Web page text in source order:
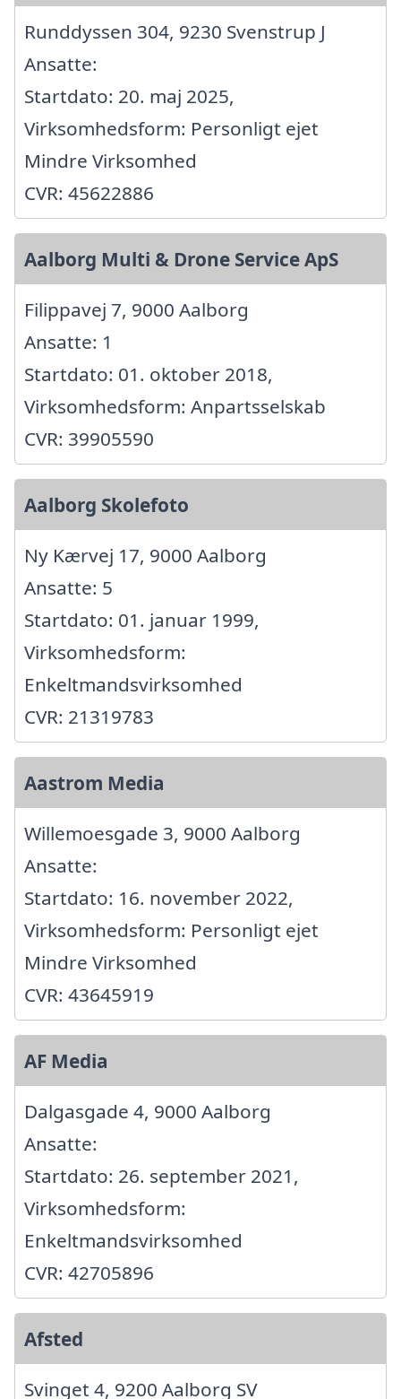
Runddyssen 304, 9230 Svenstrup J
Ansatte:
Startdato: 20. maj 2025,
Virksomhedsform: Personligt ejet
Mindre Virksomhed
CVR: 45622886
Aalborg Multi & Drone Service ApS
Filippavej 7, 9000 Aalborg
Ansatte: 1
Startdato: 01. oktober 2018,
Virksomhedsform: Anpartsselskab
CVR: 39905590
Aalborg Skolefoto
Ny Kærvej 17, 9000 Aalborg
Ansatte: 5
Startdato: 01. januar 1999,
Virksomhedsform:
Enkeltmandsvirksomhed
CVR: 21319783
Aastrom Media
Willemoesgade 3, 9000 Aalborg
Ansatte:
Startdato: 16. november 2022,
Virksomhedsform: Personligt ejet
Mindre Virksomhed
CVR: 43645919
AF Media
Dalgasgade 4, 9000 Aalborg
Ansatte:
Startdato: 26. september 2021,
Virksomhedsform:
Enkeltmandsvirksomhed
CVR: 42705896
Afsted
Svinget 4, 9200 Aalborg SV